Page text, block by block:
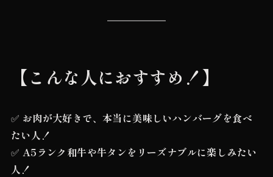
【こんな人におすすめ！】
✅ お肉が大好きで、本当に美味しいハンバーグを食べ
たい人！
✅ A5ランク和牛や牛タンをリーズナブルに楽しみたい
人！